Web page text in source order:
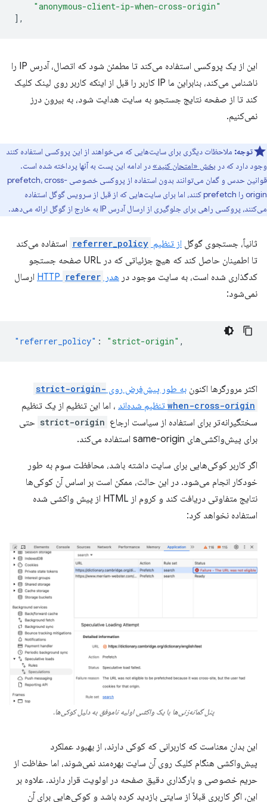
"anonymous-client-ip-when-cross-origin"
],
این از یک پروکسی استفاده می‌کند تا مطمئن شود که اتصال، آدرس IP را
ناشناس می‌کند، بنابراین ما IP کاربر را قبل از اینکه کاربر روی لینک کلیک
کند تا از صفحه نتایج جستجو به سایت هدایت شود، به بیرون درز
نمی‌کنیم.
توجه: ملاحظات دیگری برای سایت‌هایی که می‌خواهند از این پروکسی استفاده کنند
وجود دارد که در بخش «امتحان کنید»در ادامه این پست به آنها پرداخته شده است.
قوانین حدس و گمان می‌توانند بدون استفاده از پروکسی خصوصی prefetch، cross-
origin را prefetch کنند، اما برای سایت‌هایی که از قبل از سرویس گوگل استفاده
می‌کنند، پروکسی راهی برای جلوگیری از ارسال آدرس IP به خارج از گوگل ارائه می‌دهد.
ثانیاً، جستجوی گوگل از تنظیم referrer_policy استفاده می‌کند
تا اطمینان حاصل کند که هیچ جزئیاتی که در URL صفحه جستجو
کدگذاری شده است، به سایت موجود در هدر HTTP referer
ارسال
نمی‌شود:
"referrer_policy" : "strict-origin" ,
اکثر مرورگرها اکنون به طور پیش‌فرض روی strict-origin-
when-cross-origin تنظیم شده‌اند ، اما این تنظیم از یک تنظیم
سختگیرانه‌تر برای استفاده از سیاست ارجاع strict-origin حتی
برای پیش‌واکشی‌های same-origin استفاده می‌کند.
اگر کاربر کوکی‌هایی برای سایت داشته باشد، محافظت سوم به طور
خودکار انجام می‌شود. در این حالت، ممکن است بر اساس آن کوکی‌ها
نتایج متفاوتی دریافت کند و کروم از HTML از پیش واکشی شده
استفاده نخواهد کرد:
پنل گمانه‌زنی‌ها با یک واکشی اولیه ناموفق به دلیل کوکی‌ها.
این بدان معناست که کاربرانی که کوکی دارند، از بهبود عملکرد
پیش‌واکشی هنگام کلیک روی آن سایت بهره‌مند نمی‌شوند، اما حفاظت از
حریم خصوصی و بارگذاری دقیق صفحه در اولویت قرار دارند. علاوه بر
این، اگر کاربری قبلاً از سایتی بازدید کرده باشد و کوکی‌هایی برای آن